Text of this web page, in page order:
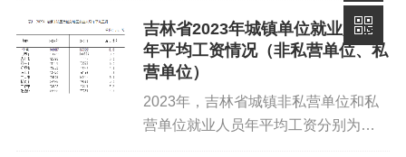
15.自用工之日起一个月内，经用人单位书面通知后，劳动
者不与用人单位订立书面劳动合同的,用人单位书面通知劳
动者终止劳动关系；
16.劳动合同期满后一个月内，经用人单位书面通知后，劳
吉林省2023年城镇单位就业人员
年平均工资情况（非私营单位、私
营单位）
2023年，吉林省城镇非私营单位和私
营单位就业人员年平均工资分别为